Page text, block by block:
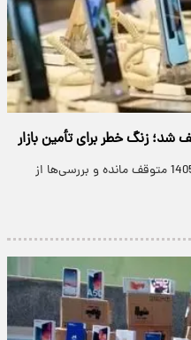
زنگ خطر برای تأمین بازار
ثبت سفارش تجاری تلفن همراه در سال 1405 متوقف مانده و بررسی‌ها از